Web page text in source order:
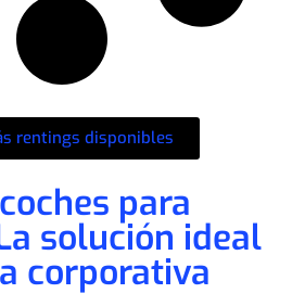
rentings disponibles
para
solución ideal
corporativa